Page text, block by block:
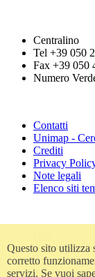
Centralino
Tel +39 050
Fax +39 050
Numero
Contatti
Unimap -
Crediti
Privacy
Note legali
Elenco siti
Accessibilità
Atti di
Questo sito utilizza
corretto
servizi. Se vuoi